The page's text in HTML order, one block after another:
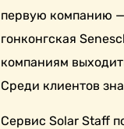
первую компанию
гонконгская
компаниям
Среди клиентов
Сервис Solar Staff